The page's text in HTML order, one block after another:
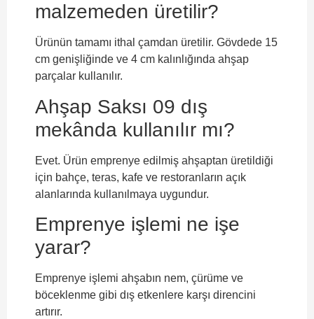
malzemeden üretilir?
Ürünün tamamı ithal çamdan üretilir. Gövdede 15
cm genişliğinde ve 4 cm kalınlığında ahşap
parçalar kullanılır.
Ahşap Saksı 09 dış
mekânda kullanılır mı?
Evet. Ürün emprenye edilmiş ahşaptan üretildiği
için bahçe, teras, kafe ve restoranların açık
alanlarında kullanılmaya uygundur.
Emprenye işlemi ne işe
yarar?
Emprenye işlemi ahşabın nem, çürüme ve
böceklenme gibi dış etkenlere karşı direncini
artırır.